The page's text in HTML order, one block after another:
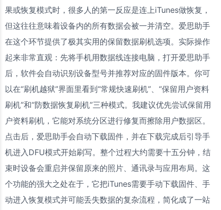
果或恢复模式时，很多人的第一反应是连上iTunes做恢复，
但这往往意味着设备内的所有数据会被一并清空。爱思助手
在这个环节提供了极其实用的保留数据刷机选项。实际操作
起来非常直观：先将手机用数据线连接电脑，打开爱思助手
后，软件会自动识别设备型号并推荐对应的固件版本。你可
以在“刷机越狱”界面里看到“常规快速刷机”、“保留用户资料
刷机”和“防数据恢复刷机”三种模式。我建议优先尝试保留用
户资料刷机，它能对系统分区进行修复而擦除用户数据区。
点击后，爱思助手会自动下载固件，并在下载完成后引导手
机进入DFU模式开始刷写。整个过程大约需要十五分钟，结
束时设备会重启并保留原来的照片、通讯录与应用布局。这
个功能的强大之处在于，它把iTunes需要手动下载固件、手
动进入恢复模式并可能丢失数据的复杂流程，简化成了一站